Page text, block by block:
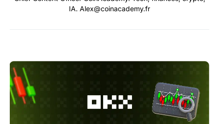
IA. Alex@coinacademy.fr